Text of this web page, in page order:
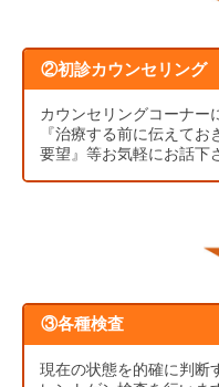
②初診カウンセリング
カウンセリングコーナー
『治療する前に伝えて
要望』等お気軽にお話下
③各種検査
現在の状態を的確に判断